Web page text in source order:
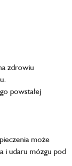
zdrowiu
powstałej
może
i udaru mózgu pod